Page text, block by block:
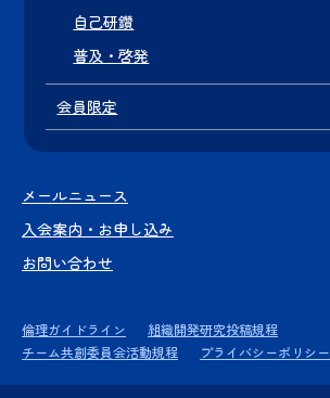
自己研鑽
普及・啓発
会員限定
メールニュース
入会案内・お申し込み
お問い合わせ
倫理ガイドライン
組織開発研究投稿規程
チーム共創委員会活動規程
プライバシーポリシー